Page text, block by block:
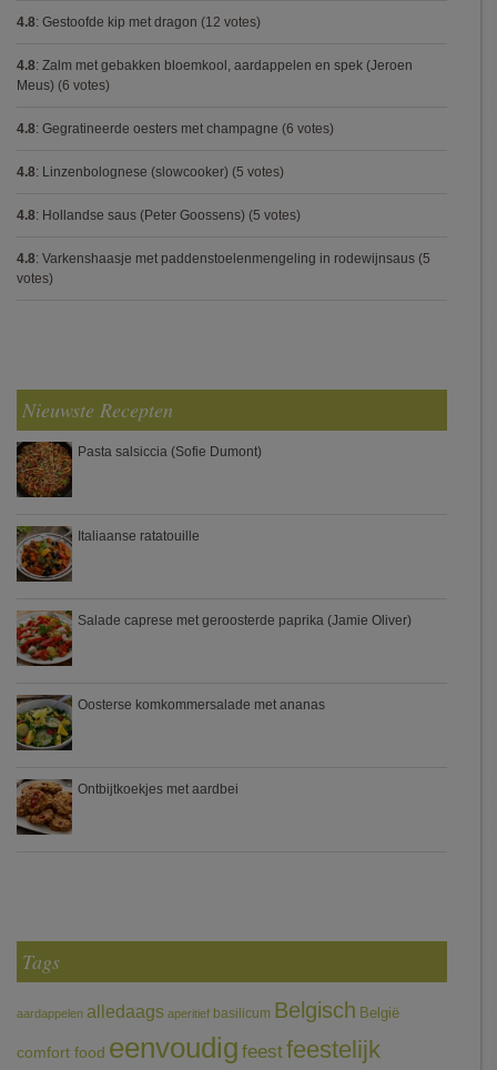
4.8: Gestoofde kip met dragon (12 votes)
4.8: Zalm met gebakken bloemkool, aardappelen en spek (Jeroen
Meus) (6 votes)
4.8: Gegratineerde oesters met champagne (6 votes)
4.8: Linzenbolognese (slowcooker) (5 votes)
4.8: Hollandse saus (Peter Goossens) (5 votes)
4.8: Varkenshaasje met paddenstoelenmengeling in rodewijnsaus (5
votes)
Nieuwste Recepten
Pasta salsiccia (Sofie Dumont)
Italiaanse ratatouille
Salade caprese met geroosterde paprika (Jamie Oliver)
Oosterse komkommersalade met ananas
Ontbijtkoekjes met aardbei
Tags
aardappelen alledaags aperitief basilicum Belgisch België
comfort food eenvoudig feestfeestelijk